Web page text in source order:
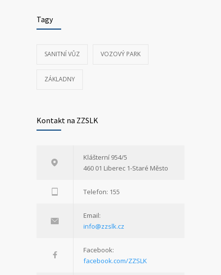
Tagy
SANITNÍ VŮZ VOZOVÝ PARK
ZÁKLADNY
Kontakt na ZZSLK
Klášterní 954/5
460 01 Liberec 1-Staré Město
Telefon: 155
Email:
info@zzslk.cz
Facebook:
facebook.com/ZZSLK